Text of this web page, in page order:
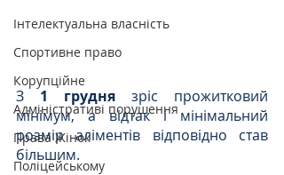
Інтелектуальна власність
Спортивне право
Корупційне
Адміністративі порушення
Права Жінок
Поліцейському
З 1 грудня зріс прожитковий
мінімум, а відтак і мінімальний
розмір аліментів відповідно став
більшим.